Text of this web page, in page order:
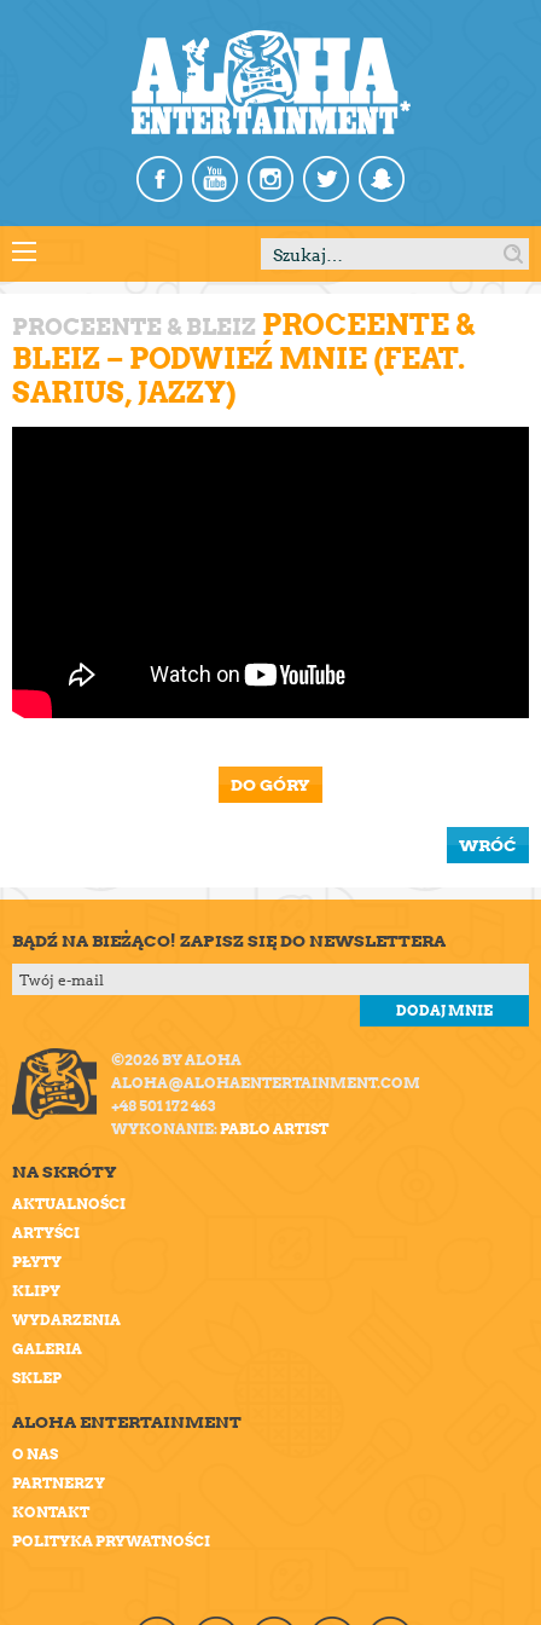
Szukaj:
PROCEENTE & BLEIZ PROCEENTE &
BLEIZ – PODWIEŹ MNIE (FEAT.
SARIUS, JAZZY)
DO GÓRY
WRÓĆ
BĄDŹ NA BIEŻĄCO! ZAPISZ SIĘ DO NEWSLETTERA
©2026 BY ALOHA
ALOHA@ALOHAENTERTAINMENT.COM
+48 501 172 463
WYKONANIE:PABLO ARTIST
NA SKRÓTY
AKTUALNOŚCI
ARTYŚCI
PŁYTY
KLIPY
WYDARZENIA
GALERIA
SKLEP
ALOHA ENTERTAINMENT
O NAS
PARTNERZY
KONTAKT
POLITYKA PRYWATNOŚCI